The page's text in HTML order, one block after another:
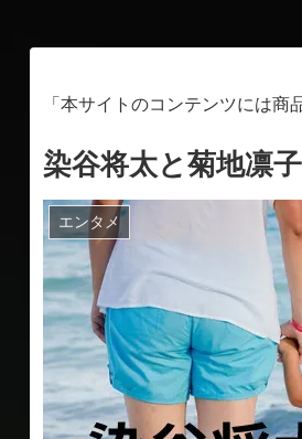
「本サイトのコンテンツには商
染谷将太と菊地凛
エンタメ